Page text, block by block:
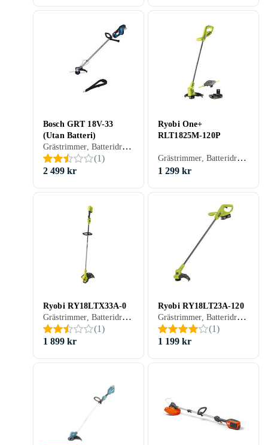
Bosch GRT 18V-33
(Utan Batteri)
Grästrimmer, Batteridriven
(1)
2 499 kr
Ryobi One+
RLT1825M-120P
Grästrimmer, Batteridriven
1 299 kr
Ryobi RY18LTX33A-0
Grästrimmer, Batteridriven
(1)
1 899 kr
Ryobi RY18LT23A-120
Grästrimmer, Batteridriven
(1)
1 199 kr